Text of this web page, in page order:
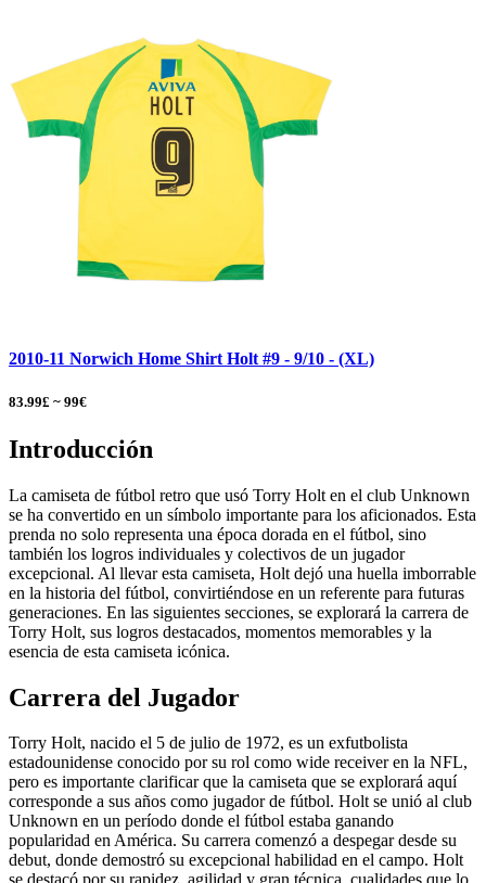
2010-11 Norwich Home Shirt Holt #9 - 9/10 - (XL)
83.99£ ~ 99€
Introducción
La camiseta de fútbol retro que usó Torry Holt en el club Unknown
se ha convertido en un símbolo importante para los aficionados. Esta
prenda no solo representa una época dorada en el fútbol, sino
también los logros individuales y colectivos de un jugador
excepcional. Al llevar esta camiseta, Holt dejó una huella imborrable
en la historia del fútbol, convirtiéndose en un referente para futuras
generaciones. En las siguientes secciones, se explorará la carrera de
Torry Holt, sus logros destacados, momentos memorables y la
esencia de esta camiseta icónica.
Carrera del Jugador
Torry Holt, nacido el 5 de julio de 1972, es un exfutbolista
estadounidense conocido por su rol como wide receiver en la NFL,
pero es importante clarificar que la camiseta que se explorará aquí
corresponde a sus años como jugador de fútbol. Holt se unió al club
Unknown en un período donde el fútbol estaba ganando
popularidad en América. Su carrera comenzó a despegar desde su
debut, donde demostró su excepcional habilidad en el campo. Holt